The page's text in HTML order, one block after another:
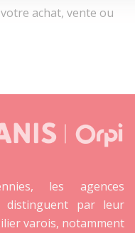
achat, vente ou
les agences
distinguent par leur
varois, notamment